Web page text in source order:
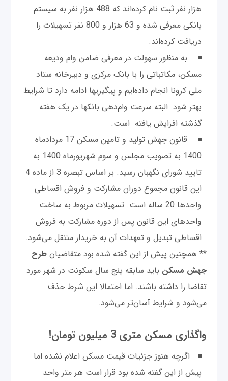
هزار نفر ثبت نام کرده‌اند که 488 هزار نفر به سیستم
بانکی معرفی شده و 63 هزار و 800 نفر تسهیلات را
دریافت کرده‌اند.
به منظور سهولت در معرفی ضامن وام ودیعه
مسکن، مکاتباتی را با بانک مرکزی و دبیرخانه ستاد
ملی کرونا انجام داده‌ایم و پیگیریها ادامه دارد تا شرایط
بهتر شود. البته سرعت وام‌دهی بانکها در یک هفته
گذشته افزایش یافته است.
قانون جهش تولید و تامین مسکن 17 مردادماه
1400 به تصویب مجلس و سوم شهریورماه 1400 به
تایید شورای نگهبان رسید. بر اساس تبصره 3 از ماده 4
این قانون مجموع دوران مشارکت و فروش اقساطی
واحدها 20 ساله است. تسهیلات مربوط به ساخت
واحدهای این قانون پس از دوره مشارکت به فروش
اقساطی تبدیل و تعهدات آن به خریدار منتقل می‌شود.
** همچنین پیش از این گفته شده بود متقاضیان طرح
جهش مسکن باید سابقه پنج سال سکونت در شهر مورد
تقاضا را داشته باشند. اما احتمالا این شرط حذف
می‌شود و شرایط آسان‌تر می‌شود.
واگذاری مسکن متری 3 میلیون تومان!
اگرچه هنوز جزئیات قیمت مسکن اعلام نشده اما
پیش از این گفته شده بود قرار است هر متر واحد